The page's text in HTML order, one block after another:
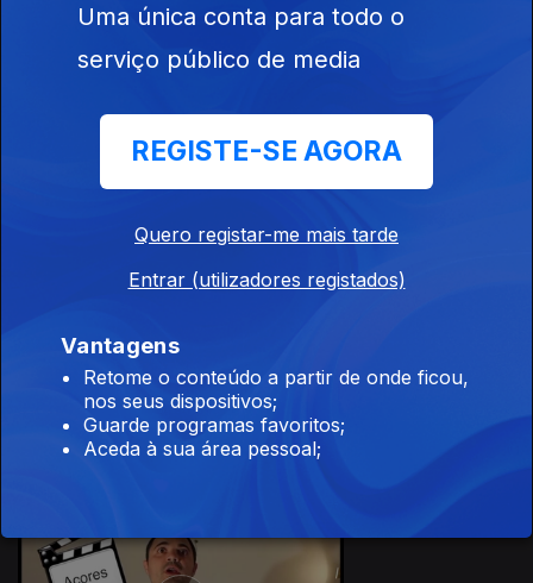
21 jun. 2019
Ep. 111 20 jun. 2019
Uma única conta para todo o
serviço público de media
REGISTE-SE AGORA
Quero registar-me mais tarde
Entrar (utilizadores registados)
Vantagens
Retome o conteúdo a partir de onde ficou,
nos seus dispositivos;
Guarde programas favoritos;
Aceda à sua área pessoal;